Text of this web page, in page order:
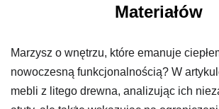
Materiałów
Marzysz o wnętrzu, które emanuje
nowoczesną funkcjonalnością? W
mebli z litego drewna, analizując ich